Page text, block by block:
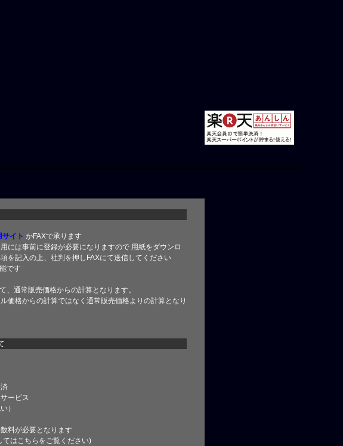
サイト かFAXで承ります
には事前に登録が必要になりますので 用紙をダウンロ
を記入の上、社判を押しFAXにて送信してください
です
、通常販売価格からの計算となります。
価格からの計算ではなく通常販売価格よりの計算となり
ービス
）
料が必要となります
てはこちら をご覧ください)